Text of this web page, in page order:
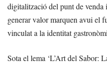
digitalització del punt de venda
generar valor marquen avui el
vinculat a la identitat
Sota el lema ‘L’Art del Sabor: